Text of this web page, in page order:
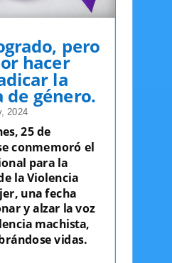
pero
hacer
la
de género.
2024
25 de
conmemoró el
para la
la Violencia
una fecha
y alzar la voz
machista,
vidas.